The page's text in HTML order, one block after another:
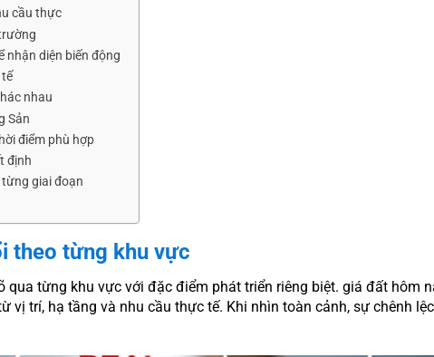
cầu thực
nhận diện biến động
nhau
Sản
điểm phù hợp
định
giai đoạn
theo từng khu vực
qua từng khu vực với đặc điểm phát triển riêng biệt. giá đất hôm
vị trí, hạ tầng và nhu cầu thực tế. Khi nhìn toàn cảnh, sự chênh